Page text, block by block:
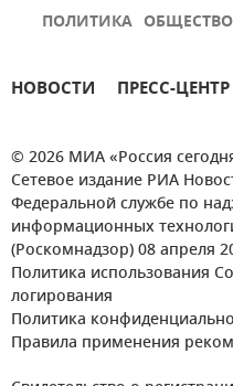
ПОЛИТИКА ОБЩЕСТВО
НОВОСТИ ПРЕСС-ЦЕНТР
© 2026 МИА «Россия
Сетевое издание РИА
Федеральной службе по
информационных
(Роскомнадзор) 08 апреля
Политика использования
логирования
Политика
Правила применения